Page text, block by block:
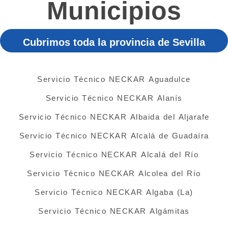
Municipios
Cubrimos toda la provincia de Sevilla
Servicio Técnico NECKAR Aguadulce
Servicio Técnico NECKAR Alanís
Servicio Técnico NECKAR Albaida del Aljarafe
Servicio Técnico NECKAR Alcalá de Guadaíra
Servicio Técnico NECKAR Alcalá del Río
Servicio Técnico NECKAR Alcolea del Río
Servicio Técnico NECKAR Algaba (La)
Servicio Técnico NECKAR Algámitas